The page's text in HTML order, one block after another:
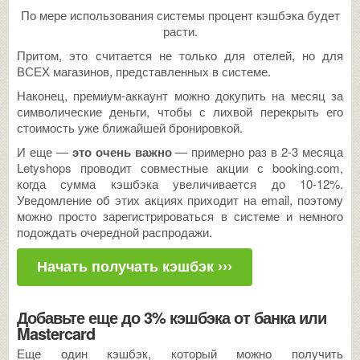
По мере использования системы процент кэшбэка будет
расти.
Притом, это считается не только для отелей, но для
ВСЕХ магазинов, представленных в системе.
Наконец, премиум-аккаунт можно докупить на месяц за
символические деньги, чтобы с лихвой перекрыть его
стоимость уже ближайшей бронировкой.
И еще — это очень важно— примерно раз в 2-3 месяца
Letyshops проводит совместные акции с booking.com,
когда сумма кэшбэка увеличивается до 10-12%.
Уведомление об этих акциях приходит на email, поэтому
можно просто зарегистрироваться в системе и немного
подождать очередной распродажи.
Начать получать кэшбэк ›››
Добавьте еще до 3% кэшбэка от банка или
Mastercard
Еще один кэшбэк, который можно получить